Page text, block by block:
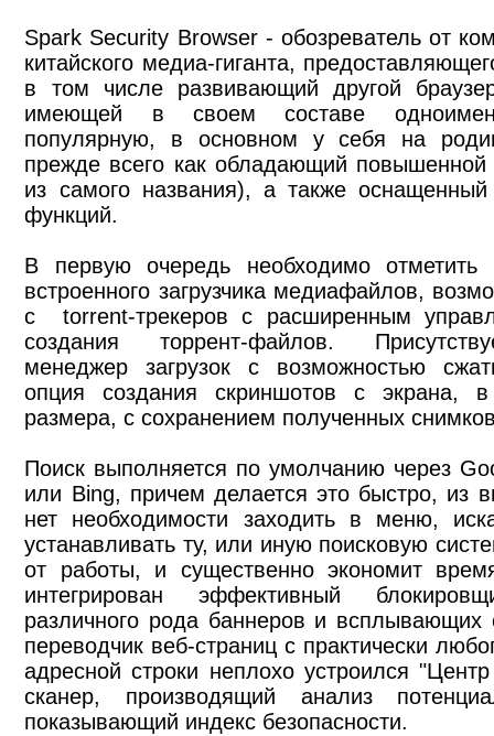
Spark Security Browser - обозреватель от
китайского медиа-гиганта,
в том числе развивающий другой
имеющей в своем составе
популярную, в основном у себя на
прежде всего как обладающий повышенной
из самого названия), а также
функций.
В первую очередь необходимо отметить
встроенного загрузчика медиафайлов,
с torrent-трекеров с расширенным
создания торрент-файлов.
менеджер загрузок с возможностью
опция создания скриншотов с экрана,
размера, с сохранением полученных
Поиск выполняется по умолчанию через
или Bing, причем делается это быстро, из
нет необходимости заходить в меню,
устанавливать ту, или иную поисковую
от работы, и существенно экономит
интегрирован эффективный
различного рода баннеров и
переводчик веб-страниц с практически
адресной строки неплохо устроился
сканер, производящий анализ
показывающий индекс безопасности.